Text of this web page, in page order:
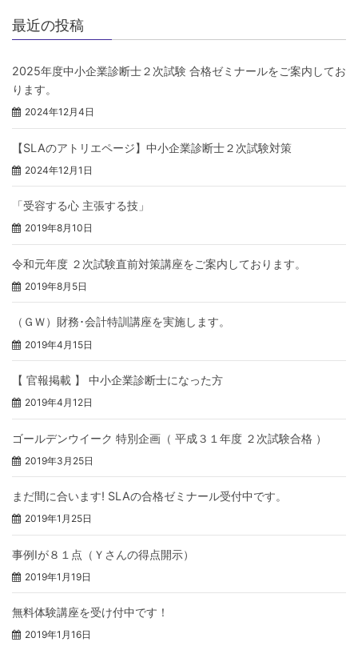
最近の投稿
2025年度中小企業診断士２次試験 合格ゼミナールをご案内してお
ります。
2024年12月4日
【SLAのアトリエページ】中小企業診断士２次試験対策
2024年12月1日
「受容する心 主張する技」
2019年8月10日
令和元年度 ２次試験直前対策講座をご案内しております。
2019年8月5日
（ＧＷ）財務･会計特訓講座を実施します。
2019年4月15日
【 官報掲載 】 中小企業診断士になった方
2019年4月12日
ゴールデンウイーク 特別企画（ 平成３１年度 ２次試験合格 ）
2019年3月25日
まだ間に合います! SLAの合格ゼミナール受付中です。
2019年1月25日
事例Ⅰが８１点（Ｙさんの得点開示）
2019年1月19日
無料体験講座を受け付中です！
2019年1月16日